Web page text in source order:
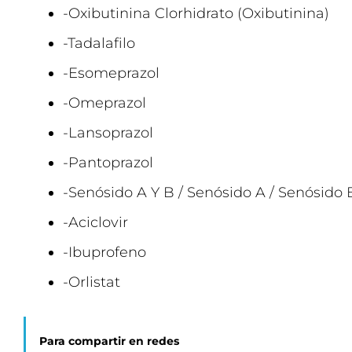
-Oxibutinina Clorhidrato (Oxibutinina)
-Tadalafilo
-Esomeprazol
-Omeprazol
-Lansoprazol
-Pantoprazol
-Senósido A Y B / Senósido A / Senósido
-Aciclovir
-Ibuprofeno
-Orlistat
Para compartir en redes